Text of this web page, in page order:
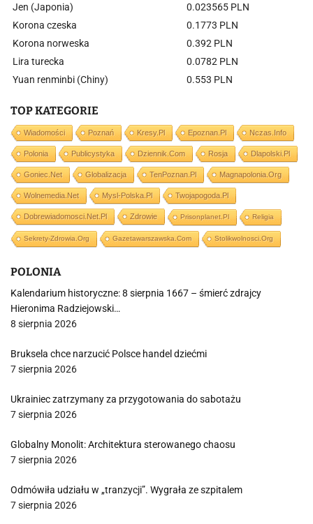
Jen (Japonia)
0.023565 PLN
Korona czeska
0.1773 PLN
Korona norweska
0.392 PLN
Lira turecka
0.0782 PLN
Yuan renminbi (Chiny)
0.553 PLN
TOP KATEGORIE
Wiadomości Poznań Kresy.pl Epoznan.pl Nczas.info
Polonia Publicystyka Dziennik.com Rosja Dlapolski.pl
Goniec.net Globalizacja TenPoznan.pl Magnapolonia.org
Wolnemedia.net Mysl-Polska.pl Twojapogoda.pl
Dobrewiadomosci.net.pl Zdrowie Prisonplanet.pl Religia
Sekrety-Zdrowia.org Gazetawarszawska.com Stolikwolnosci.org
POLONIA
Kalendarium historyczne: 8 sierpnia 1667 – śmierć zdrajcy
Hieronima Radziejowski…
8 sierpnia 2026
Bruksela chce narzucić Polsce handel dziećmi
7 sierpnia 2026
Ukrainiec zatrzymany za przygotowania do sabotażu
7 sierpnia 2026
Globalny Monolit: Architektura sterowanego chaosu
7 sierpnia 2026
Odmówiła udziału w „tranzycji”. Wygrała ze szpitalem
7 sierpnia 2026